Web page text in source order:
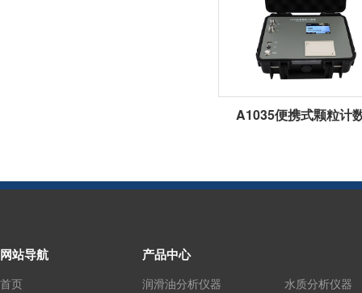
A1035便携式颗粒计
网站导航
首页
产品中心
润滑油分析仪器
水质分析仪器